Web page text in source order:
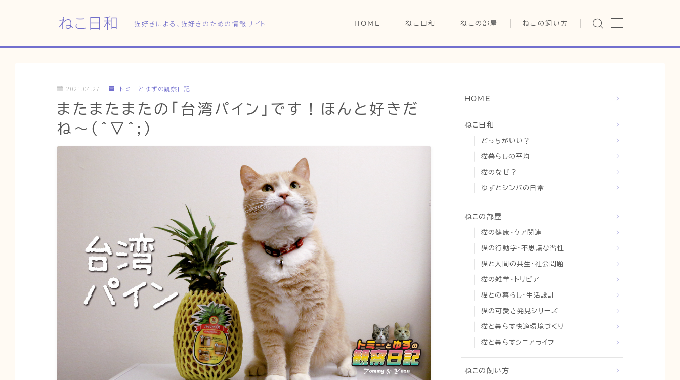
ねこ日和 猫好きによる、猫好きのための情報サイト HOME ねこ日和
どっちがいい？
ゆずとシンバの日常
ねこの部屋
猫の雑学・トリビア
猫と暮らす快適環境づくり
猫と暮らすシニアライフ
猫と人間の共生・社会問題
ねこの飼い方
基本ガイド（ねこの飼い方、し
行動と心理（ねこの習性、気
お役立ち情報（ねこに優しい
インテリア、災害対策）
グッズレビュー（キャットフー
ド、トイレ、爪とぎ）
どっちがいい？
猫暮らしの平均
猫のなぜ？
ゆずとシンバの日常
ねこの部屋
猫の健康・ケア関連
猫の行動学・不思議な習性
猫と人間の共生・社会問題
猫の雑学・トリビア
猫との暮らし・生活設計
猫の可愛さ発見シリーズ
猫と暮らす快適環境づくり
猫と暮らすシニアライフ
2021.04.27 トミーとゆずの観察日記
またまたまたの「台湾パイン」です！ほんと好きだ
ね～(^▽^;)
HOME
ねこ日和
どっちがいい？
猫暮らしの平均
猫のなぜ？
ゆずとシンバの日常
ねこの部屋
猫の健康・ケア関連
猫の行動学・不思議な習性
猫と人間の共生・社会問題
猫の雑学・トリビア
猫との暮らし・生活設計
猫の可愛さ発見シリーズ
猫と暮らす快適環境づくり
猫と暮らすシニアライフ
ねこの飼い方